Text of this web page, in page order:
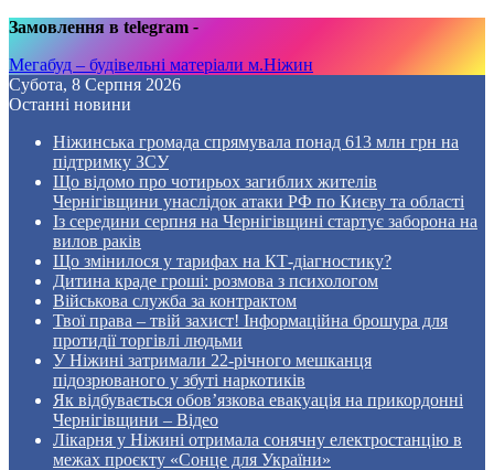
Замовлення в telegram -
Мегабуд – будівельні матеріали м.Ніжин
Субота, 8 Серпня 2026
Останні новини
Ніжинська громада спрямувала понад 613 млн грн на
підтримку ЗСУ
Що відомо про чотирьох загиблих жителів
Чернігівщини унаслідок атаки РФ по Києву та області
Із середини серпня на Чернігівщині стартує заборона на
вилов раків
Що змінилося у тарифах на КТ-діагностику?
Дитина краде гроші: розмова з психологом
Військова служба за контрактом
Твої права – твій захист! Інформаційна брошура для
протидії торгівлі людьми
У Ніжині затримали 22-річного мешканця
підозрюваного у збуті наркотиків
Як відбувається обов’язкова евакуація на прикордонні
Чернігівщини – Відео
Лікарня у Ніжині отримала сонячну електростанцію в
межах проєкту «Сонце для України»